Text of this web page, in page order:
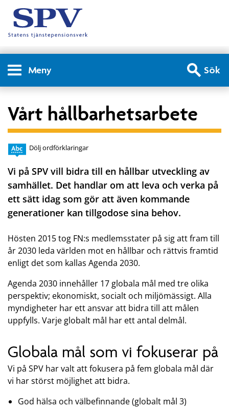
Meny Sök
Vårt hållbarhetsarbete
Dölj ordförklaringar
Vi på SPV vill bidra till en hållbar utveckling av
samhället. Det handlar om att leva och verka på
ett sätt idag som gör att även kommande
generationer kan tillgodose sina behov.
Hösten 2015 tog FN:s medlemsstater på sig att fram till
år 2030 leda världen mot en hållbar och rättvis framtid
enligt det som kallas Agenda 2030.
Agenda 2030 innehåller 17 globala mål med tre olika
perspektiv; ekonomiskt, socialt och miljömässigt. Alla
myndigheter har ett ansvar att bidra till att målen
uppfylls. Varje globalt mål har ett antal delmål.
Globala mål som vi fokuserar på
Vi på SPV har valt att fokusera på fem globala mål där
vi har störst möjlighet att bidra.
God hälsa och välbefinnande (globalt mål 3)